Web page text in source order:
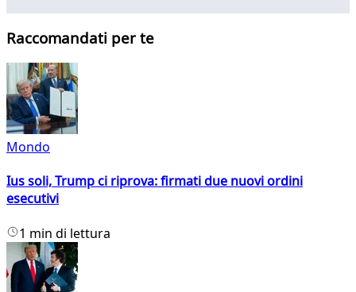
Raccomandati per te
Mondo
Ius soli, Trump ci riprova: firmati due nuovi ordini
esecutivi
1 min di lettura